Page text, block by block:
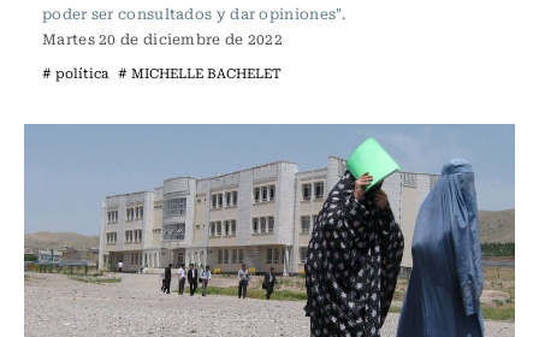
poder ser consultados y dar opiniones".
Martes 20 de diciembre de 2022
# política # MICHELLE BACHELET